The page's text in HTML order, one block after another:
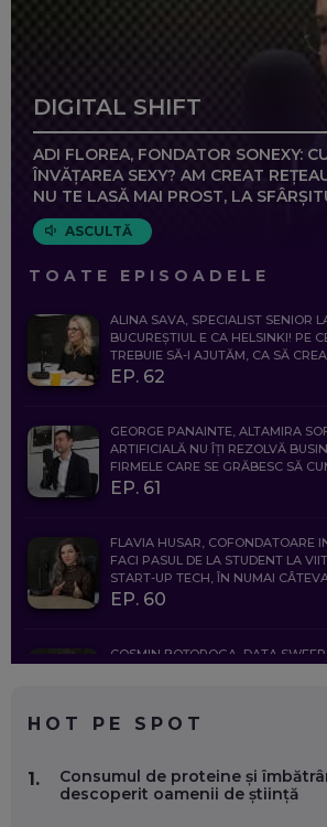
DIGITAL SHIFT
ADI FLOREA, FONDATOR SONEXY:
ÎNVĂȚAREA SEXY? AM CREAT
NU TE LASĂ MAI PROST, LA
ASCULTĂ
TOATE EPISOADELE
ALINA SAVA, SPECIALIST SENIOR
BUCUREȘTIUL E CA HELSINKI! PE
TREBUIE SĂ-I AJUTĂM, CA SĂ
EP. 62
GEORGE PANAINTE, ALTAMIRA
ARTIFICIALĂ NU ÎȚI REZOLVĂ
FIRMELE CARE SE GRĂBESC SĂ
EP. 61
FLAVIA HUSAR, COFONDATOARE
FACI PASUL DE LA STUDENT LA
START-UP TECH, ÎN NUMAI
EP. 60
COSMIN BOȚOROGA, DATA
FOLOSEȘTI TEHNOLOGIA CA SĂ FII
SE VA SCHIMBA MUNCA, ÎN
HOT PE SPOT
1.
Consumul de proteine și
descoperit oamenii de știință